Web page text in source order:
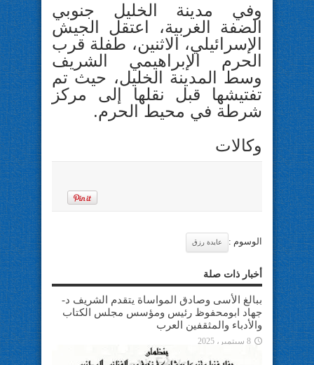
وفي مدينة الخليل جنوبي
الضفة الغربية، اعتقل الجيش
الإسرائيلي، الاثنين، طفلة قرب
الحرم الإبراهيمي الشريف
وسط المدينة الخليل، حيث تم
تفتيشها قبل نقلها إلى مركز
شرطة في محيط الحرم.
وكالات
الوسوم : عايدة رزق
أخبار ذات صلة
ببالغ الأسى وصادق المواساة يتقدم الشريف د-
جهاد ابومحفوظ رئيس ومؤسس مجلس الكتاب
والأدباء والمثقفين العرب
8 سبتمبر، 2025